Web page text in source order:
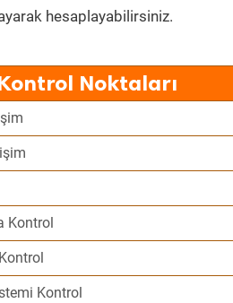
hesaplayabilirsiniz.
Noktaları
Kontrol
Kontrol